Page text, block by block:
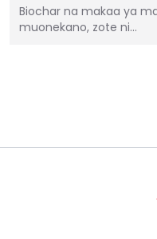
Biochar na makaa ya
muonekano, zote ni…